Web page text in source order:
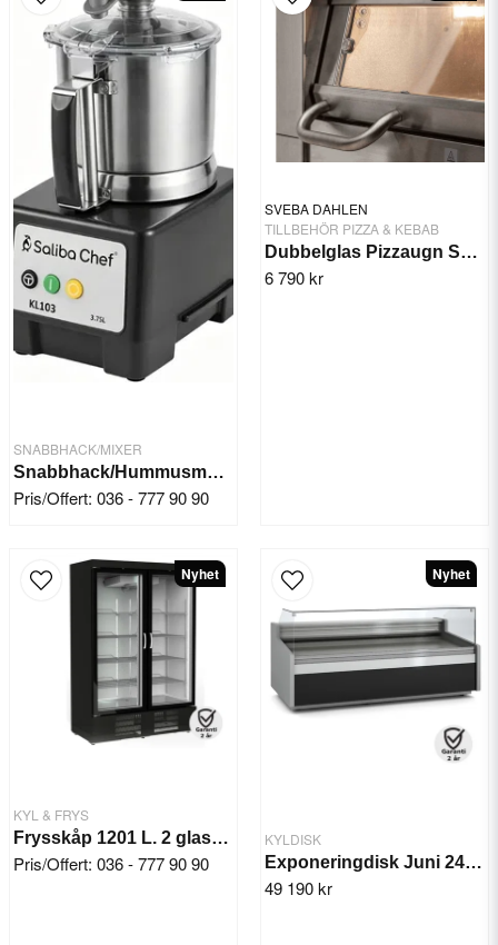
SNABBHACK/MIXER
Snabbhack/Hummusmaskin - Saliba Chef KL103
Pris/Offert: 036 - 777 90 90
SVEBA DAHLEN
TILLBEHÖR PIZZA & KEBAB
Dubbelglas Pizzaugn Sveba
6 790 kr
KYL & FRYS
Frysskåp 1201 L. 2 glasdörr -20 -15°C
Pris/Offert: 036 - 777 90 90
Nyhet
KYLDISK
Exponeringdisk Juni 2465 mm
49 190 kr
Nyhet